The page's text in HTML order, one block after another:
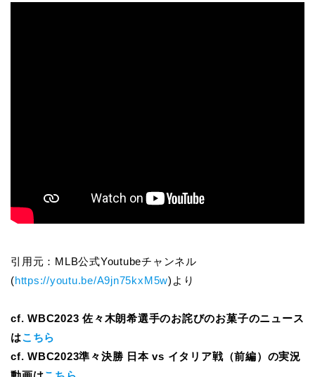
引用元：MLB公式Youtubeチャンネル
(https://youtu.be/A9jn75kxM5w)より
cf. WBC2023 佐々木朗希選手のお詫びのお菓子のニュース
はこちら
cf. WBC2023準々決勝 日本 vs イタリア戦（前編）の実況